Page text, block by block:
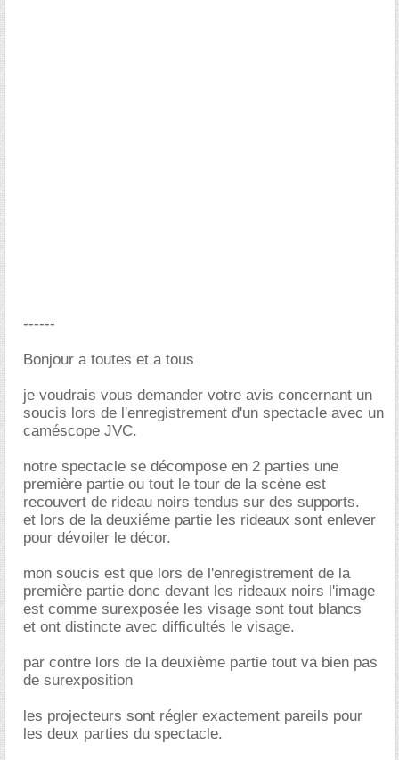
------
Bonjour a toutes et a tous
je voudrais vous demander votre avis concernant un
soucis lors de l'enregistrement d'un spectacle avec un
caméscope JVC.
notre spectacle se décompose en 2 parties une
première partie ou tout le tour de la scène est
recouvert de rideau noirs tendus sur des supports.
et lors de la deuxiéme partie les rideaux sont enlever
pour dévoiler le décor.
mon soucis est que lors de l'enregistrement de la
première partie donc devant les rideaux noirs l'image
est comme surexposée les visage sont tout blancs
et ont distincte avec difficultés le visage.
par contre lors de la deuxième partie tout va bien pas
de surexposition
les projecteurs sont régler exactement pareils pour
les deux parties du spectacle.